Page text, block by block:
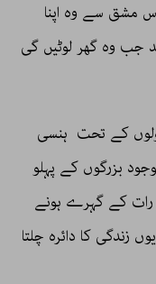
مشق سے وہ اپنا
جب وہ گھر لوٹیں گی
کے تحت ہنسی
بزرگوں کے پہلو
کے گہرے ہونے
کا دائرہ چلتا